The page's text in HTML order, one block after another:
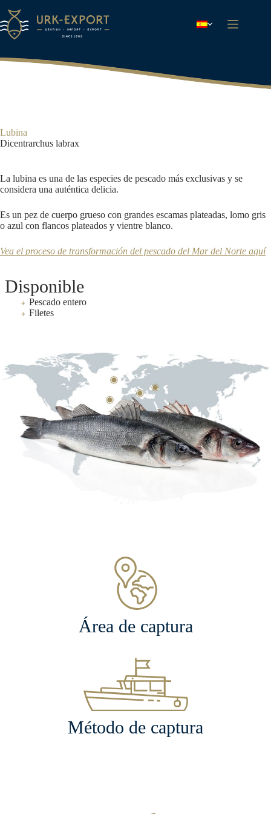
contenido
Lubina
Dicentrarchus labrax
La lubina es una de las especies de pescado más exclusivas y se
considera una auténtica delicia.
Es un pez de cuerpo grueso con grandes escamas plateadas, lomo gris
o azul con flancos plateados y vientre blanco.
Vea el proceso de transformación del pescado del Mar del Norte aquí
Disponible
Pescado entero
Filetes
Área de captura
Método de captura